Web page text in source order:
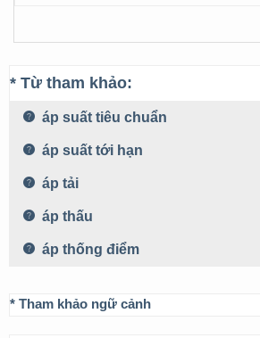
* Từ tham khảo:
áp suất tiêu chuẩn
áp suất tới hạn
áp tải
áp thấu
áp thống điểm
* Tham khảo ngữ cảnh